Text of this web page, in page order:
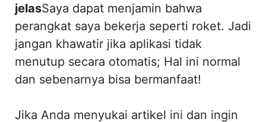
jelasSaya dapat menjamin bahwa
perangkat saya bekerja seperti roket. Jadi
jangan khawatir jika aplikasi tidak
menutup secara otomatis; Hal ini normal
dan sebenarnya bisa bermanfaat!
Jika Anda menyukai artikel ini dan ingin